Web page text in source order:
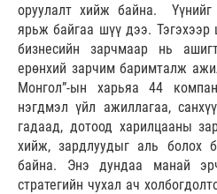
оруулалт хийж байна.
ярьж байгаа шүү дээ.
бизнесийн зарчмаар нь
ерөнхий зарчим баримталж
Монгол”-ын харьяа 44
нэгдмэл үйл ажиллагаа,
гадаад, дотоод харилцааны
хийж, зардлуудыг аль болох
байна. Энэ дундаа манай
стратегийн чухал ач